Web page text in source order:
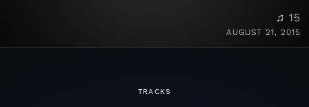
♫ 15
AUGUST 21, 2015
TRACKS